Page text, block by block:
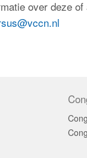
over deze